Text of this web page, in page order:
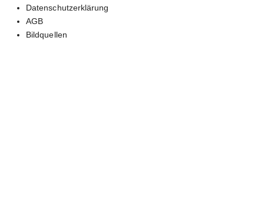
Datenschutzerklärung
AGB
Bildquellen